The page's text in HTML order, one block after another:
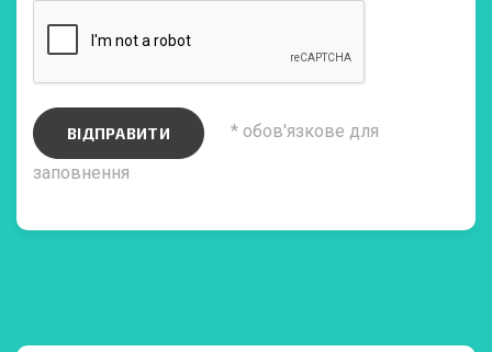
ВІДПРАВИТИ
* обов'язкове для
заповнення